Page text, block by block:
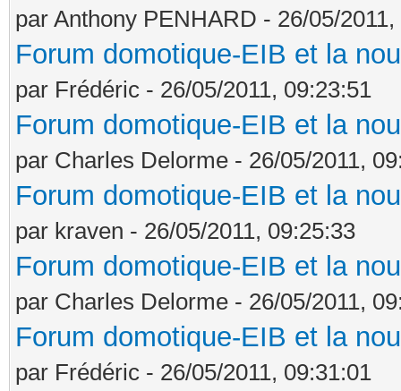
par Anthony PENHARD - 26/05/
Forum domotique-EIB et la
par Frédéric - 26/05/2011, 09:23:51
Forum domotique-EIB et la
par Charles Delorme - 26/05/2011,
Forum domotique-EIB et la
par kraven - 26/05/2011, 09:25:33
Forum domotique-EIB et la
par Charles Delorme - 26/05/2011,
Forum domotique-EIB et la
par Frédéric - 26/05/2011, 09:31:01